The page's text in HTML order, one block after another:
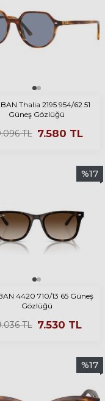
Thalia 2195 954/62 51
Güneş Gözlüğü
TL 7.580 TL
%17
4420 710/13 65 Güneş
Gözlüğü
TL 7.530 TL
%17